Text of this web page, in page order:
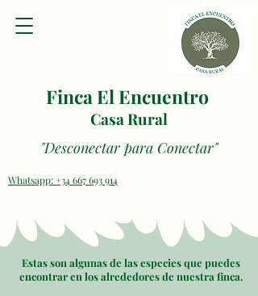
Whatsapp: +34 667 693 914
Finca El Encuentro
Casa Rural
"Desconectar para Conectar"
Estas son algunas de las especies que puedes
encontrar en los alrededores de nuestra finca.